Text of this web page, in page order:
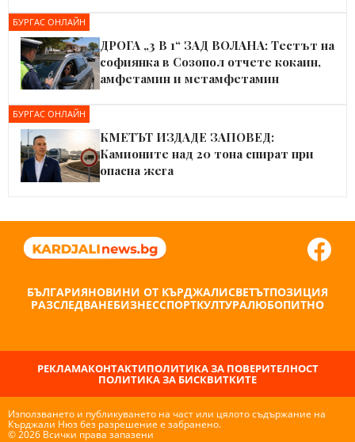
БУРГАС ОНЛАЙН
ДРОГА „3 В 1“ ЗАД ВОЛАНА: Тестът на
софиянка в Созопол отчете кокаин,
амфетамин и метамфетамин
БУРГАС ОНЛАЙН
КМЕТЪТ ИЗДАДЕ ЗАПОВЕД:
Камионите над 20 тона спират при
опасна жега
БЪЛГАРИЯНОВИНИ ОТ КЪРДЖАЛИСВЕТЪТПОЗИЦИЯ
РАЗСЛЕДВАНЕБИЗНЕССПОРТКУЛТУРАЛЮБОПИТНО
РЕКЛАМАКОНТАКТИПОЛИТИКА ЗА ПОВЕРИТЕЛНОСТ
ПОЛИТИКА ЗА БИСКВИТКИТЕ
Използването и публикуването на част или цялото съдържание на
Кърджали Нюз без разрешение е забранено.
© 2026 Всички права запазени